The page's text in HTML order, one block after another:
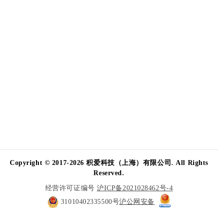
Copyright © 2017-2026 积爱科技（上海）有限公司. All Rights
Reserved.
经营许可证编号沪ICP备2021028462号-4
31010402335500号沪公网安备